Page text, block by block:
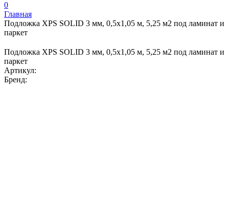
0
Главная
Подложка XPS SOLID 3 мм, 0,5х1,05 м, 5,25 м2 под ламинат и
паркет
Подложка XPS SOLID 3 мм, 0,5х1,05 м, 5,25 м2 под ламинат и
паркет
Артикул:
Бренд: